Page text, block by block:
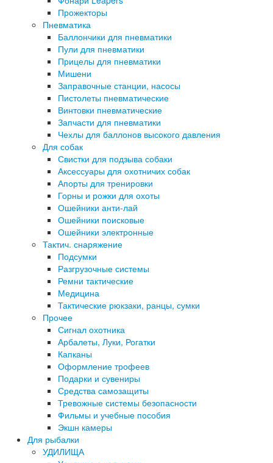
Прожекторы
Пневматика
Баллончики для пневматики
Пули для пневматики
Прицелы для пневматики
Мишени
Заправочные станции, насосы
Пистолеты пневматические
Винтовки пневматические
Запчасти для пневматики
Чехлы для баллонов высокого давления
Для собак
Свистки для подзыва собаки
Аксессуары для охотничих собак
Апорты для тренировки
Горны и рожки для охоты
Ошейники анти-лай
Ошейники поисковые
Ошейники электронные
Тактич. снаряжение
Подсумки
Разгрузочные системы
Ремни тактические
Медицина
Тактические рюкзаки, ранцы, сумки
Прочее
Сигнал охотника
Арбалеты, Луки, Рогатки
Капканы
Оформление трофеев
Подарки и сувениры
Средства самозащиты
Тревожные системы безопасности
Фильмы и учебные пособия
Экшн камеры
Для рыбалки
УДИЛИЩА